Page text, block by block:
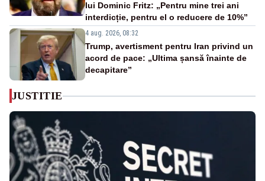
lui Dominic Fritz: „Pentru mine trei ani
interdicție, pentru el o reducere de 10%”
4 aug. 2026, 08:32
Trump, avertisment pentru Iran privind un
acord de pace: „Ultima șansă înainte de
decapitare”
JUSTITIE